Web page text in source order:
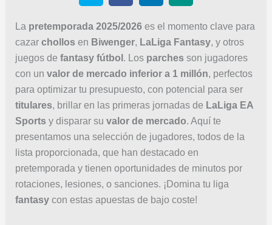
La pretemporada 2025/2026es el momento clave para
cazar chollos en Biwenger, LaLiga Fantasy, y otros
juegos de fantasy fútbol . Los parches son jugadores
con un valor de mercado inferior a 1 millón, perfectos
para optimizar tu presupuesto, con potencial para ser
titulares, brillar en las primeras jornadas de LaLiga EA
Sports y disparar su valor de mercado. Aquí te
presentamos una selección de jugadores, todos de la
lista proporcionada, que han destacado en
pretemporada y tienen oportunidades de minutos por
rotaciones, lesiones, o sanciones. ¡Domina tu liga
fantasycon estas apuestas de bajo coste!